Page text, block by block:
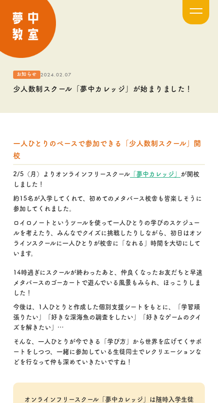
お知らせ 2024.02.07
少人数制スクール「夢中カレッジ」が始まりました！
一人ひとりのペースで参加できる「少人数制スクール」開
校
2/5（月）よりオンラインフリースクール「夢中カレッジ」
が開校
しました！
約15名が入学してくれて、初めてのメタバース校舎も皆楽しそうに
参加してくれました。
ロイロノートというツールを使って一人ひとりの学びのスケジュー
ルを考えたり、みんなでクイズに挑戦したりしながら、初日はオン
ラインスクールに一人ひとりが校舎に「なれる」時間を大切にして
います。
14時過ぎにスクールが終わったあと、仲良くなったお友だちと早速
メタバースのゴーカートで遊んでいる風景もみられ、ほっこりしま
した！
今後は、1人ひとりと作成した個別支援シートをもとに、「学習頑
張りたい」「好きな深海魚の調査をしたい」「好きなゲームのクイ
ズを解きたい」…
そんな、一人ひとりが今できる「学び方」から世界を広げてくサポ
ートをしつつ、一緒に参加している生徒同士でレクリエーションな
どを行なって仲も深めていきたいですね！
オンラインフリースクール「夢中カレッジ」は随時入学生徒